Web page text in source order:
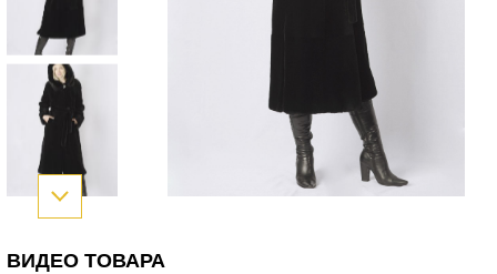
ВИДЕО ТОВАРА